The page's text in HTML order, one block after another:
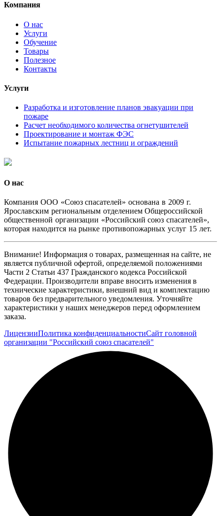
Компания
О нас
Услуги
Обучение
Товары
Полезное
Контакты
Услуги
Разработка и изготовление планов эвакуации при
пожаре
Расчет необходимого количества огнетушителей
Проектирование и монтаж ФЭС
Испытание пожарных лестниц и ограждений
О нас
Компания ООО «Союз спасателей» основана в 2009 г.
Ярославским региональным отделением Общероссийской
общественной организации «Российский союз спасателей»,
которая находится на рынке противопожарных услуг 15 лет.
Внимание! Информация о товарах, размещенная на сайте, не
является публичной офертой, определяемой положениями
Части 2 Статьи 437 Гражданского кодекса Российской
Федерации. Производители вправе вносить изменения в
технические характеристики, внешний вид и комплектацию
товаров без предварительного уведомления. Уточняйте
характеристики у наших менеджеров перед оформлением
заказа.
ЛицензииПолитика конфиденциальностиСайт головной
организации "Российский союз спасателей"